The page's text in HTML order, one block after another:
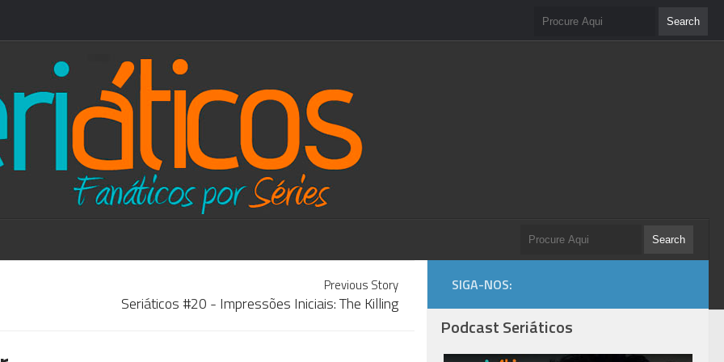
Previous Story
Seriáticos #20 - Impressões Iniciais: The Killing
SIGA-NOS:
Podcast Seriáticos